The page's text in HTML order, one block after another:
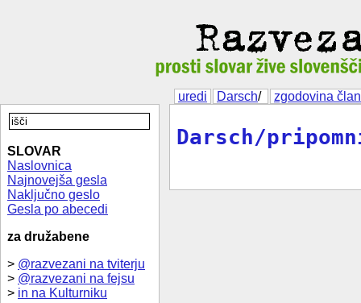
uredi Darsch/ zgodovina
SLOVAR
Naslovnica
Najnovejša gesla
Naključno geslo
Gesla po abecedi
za družabene
> @razvezani na tviterju
> @razvezani na fejsu
> in na Kulturniku
Darsch/